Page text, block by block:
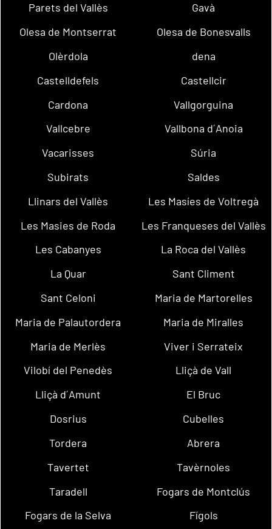
Parets del Vallès
Gavà
Olesa de Montserrat
Olesa de Bonesvalls
Olèrdola
dena
Castelldefels
Castellcir
Cardona
Vallgorguina
Vallcebre
Vallbona d´Anoia
Vacarisses
Súria
Subirats
Saldes
Llinars del Vallès
Les Masíes de Voltregà
Les Masies de Roda
Les Franqueses del Vallès
Les Cabanyes
La Roca del Vallès
La Quar
Sant Climent
Sant Celoni
Maria de Martorelles
Maria de Palautordera
Maria de Miralles
Maria de Merlès
Viver i Serrateix
Vilobí del Penedès
Lliçà de Vall
Lliçà d´Amunt
El Bruc
Dosrius
Cubelles
Tordera
Abrera
Tavertet
Tavèrnoles
Taradell
Fogars de Montclús
Fogars de la Selva
Fígols